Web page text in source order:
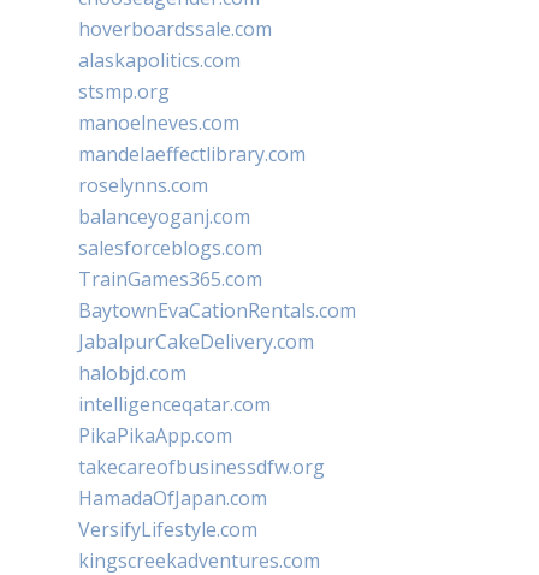
hoverboardssale.com
alaskapolitics.com
stsmp.org
manoelneves.com
mandelaeffectlibrary.com
roselynns.com
balanceyoganj.com
salesforceblogs.com
TrainGames365.com
BaytownEvaCationRentals.com
JabalpurCakeDelivery.com
halobjd.com
intelligenceqatar.com
PikaPikaApp.com
takecareofbusinessdfw.org
HamadaOfJapan.com
VersifyLifestyle.com
kingscreekadventures.com